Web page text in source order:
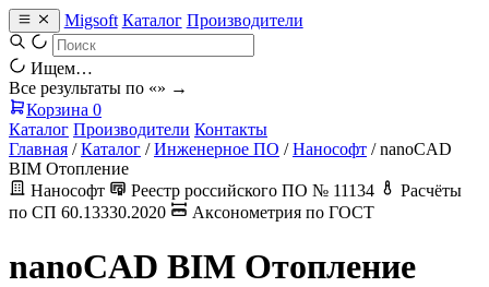
Migsoft Каталог Производители
Ищем…
Все результаты по «» →
Корзина 0
Каталог Производители Контакты
Главная / Каталог / Инженерное ПО / Нанософт / nanoCAD
BIM Отопление
Нанософт
Реестр российского ПО № 11134
Расчёты
по СП 60.13330.2020
Аксонометрия по ГОСТ
nanoCAD BIM Отопление